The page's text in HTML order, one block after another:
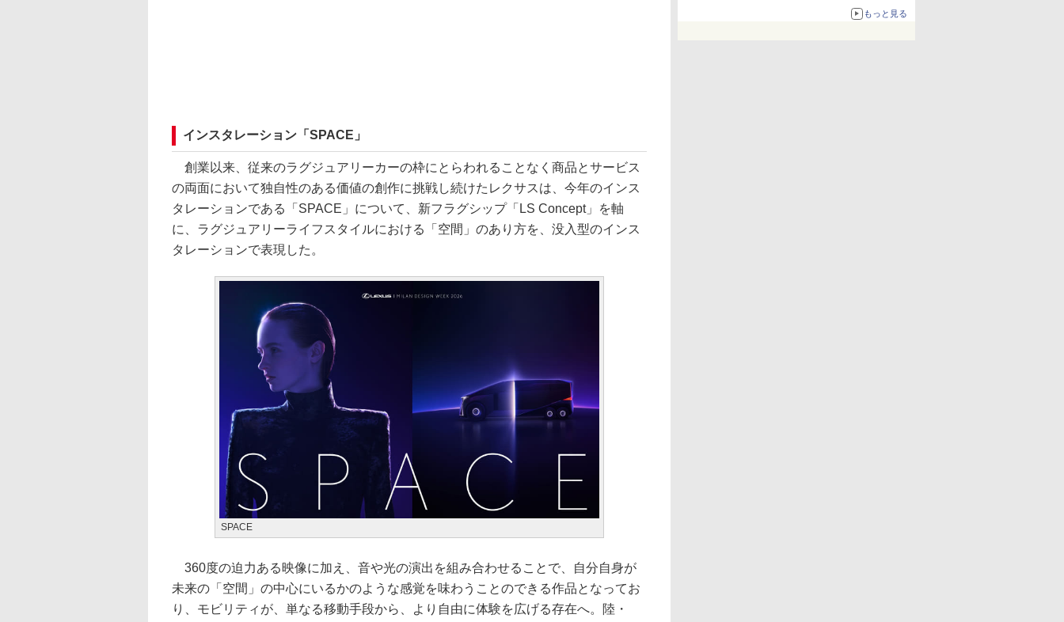
化、Windows 10/11、「Chrome」も走り回
る。復活記念で2026年末まで500円
もっと見る
インスタレーション「SPACE」
創業以来、従来のラグジュアリーカーの枠にとらわれることなく商品とサービス
の両面において独自性のある価値の創作に挑戦し続けたレクサスは、今年のインス
タレーションである「SPACE」について、新フラグシップ「LS Concept」を軸
に、ラグジュアリーライフスタイルにおける「空間」のあり方を、没入型のインス
タレーションで表現した。
SPACE
360度の迫力ある映像に加え、音や光の演出を組み合わせることで、自分自身が
未来の「空間」の中心にいるかのような感覚を味わうことのできる作品となってお
り、モビリティが、単なる移動手段から、より自由に体験を広げる存在へ。陸・